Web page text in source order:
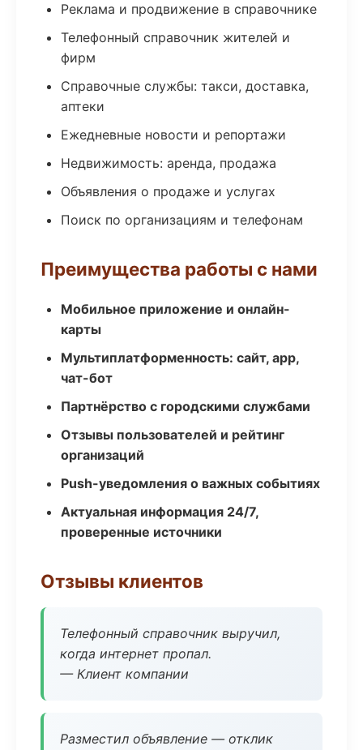
Реклама и продвижение в справочнике
Телефонный справочник жителей и
фирм
Справочные службы: такси, доставка,
аптеки
Ежедневные новости и репортажи
Недвижимость: аренда, продажа
Объявления о продаже и услугах
Поиск по организациям и телефонам
Преимущества работы с нами
Мобильное приложение и онлайн-
карты
Мультиплатформенность: сайт, app,
чат-бот
Партнёрство с городскими службами
Отзывы пользователей и рейтинг
организаций
Push-уведомления о важных событиях
Актуальная информация 24/7,
проверенные источники
Отзывы клиентов
Телефонный справочник выручил,
когда интернет пропал.
— Клиент компании
Разместил объявление — отклик